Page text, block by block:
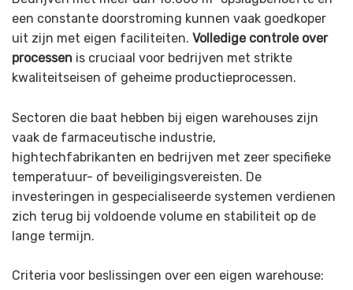
een constante doorstroming kunnen vaak goedkoper
uit zijn met eigen faciliteiten. Volledige controle over
processen is cruciaal voor bedrijven met strikte
kwaliteitseisen of geheime productieprocessen.
Sectoren die baat hebben bij eigen warehouses zijn
vaak de farmaceutische industrie,
hightechfabrikanten en bedrijven met zeer specifieke
temperatuur- of beveiligingsvereisten. De
investeringen in gespecialiseerde systemen verdienen
zich terug bij voldoende volume en stabiliteit op de
lange termijn.
Criteria voor beslissingen over een eigen warehouse: